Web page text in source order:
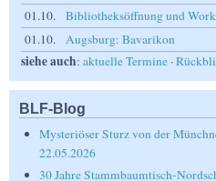
01.10.
Bibliotheksöffnung und
01.10.
Augsburg: Bavarikon
siehe auch: aktuelle Termine ·
BLF-Blog
Mysteriöser Sturz von der
22.05.2026
30 Jahre Stammbaumtisch-